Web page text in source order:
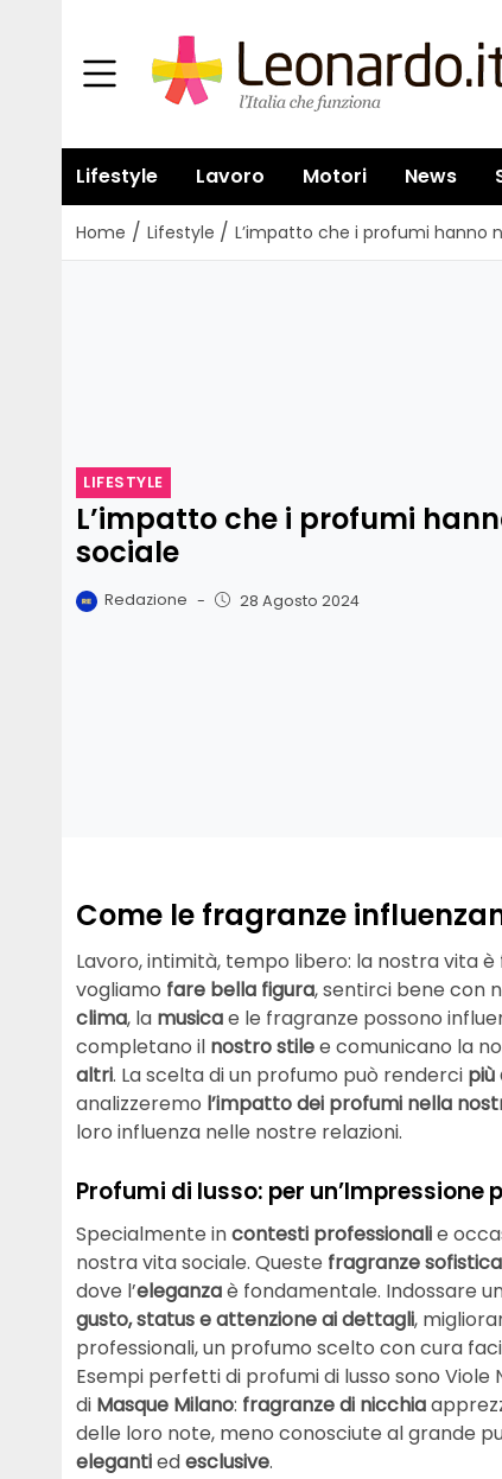
Lifestyle Lavoro Motori News
Home / Lifestyle / L’impatto che i profumi hanno
LIFESTYLE
L’impatto che i profumi
sociale
Redazione - 28 Agosto 2024
Come le fragranze
Lavoro, intimità, tempo libero: la nostra vita
vogliamo fare bella figura, sentirci bene con
clima, la musicae le fragranze possono
completano il nostrostilee comunicano la
altri. La scelta di un profumo può renderci più
analizzeremo l’impatto dei profumi nella
loro influenza nelle nostre relazioni.
Profumi di lusso: per
Specialmente incontesti professionalie
nostra vita sociale. Queste fragranze
dove l’eleganzaè fondamentale. Indossare
gusto, status e attenzione ai dettagli,
professionali, un profumo scelto con cura
Esempi perfetti di profumi di lusso sono Viole
di Masque Milano: fragranze di nicchia
delle loro note, meno conosciute al grande
elegantiedesclusive.